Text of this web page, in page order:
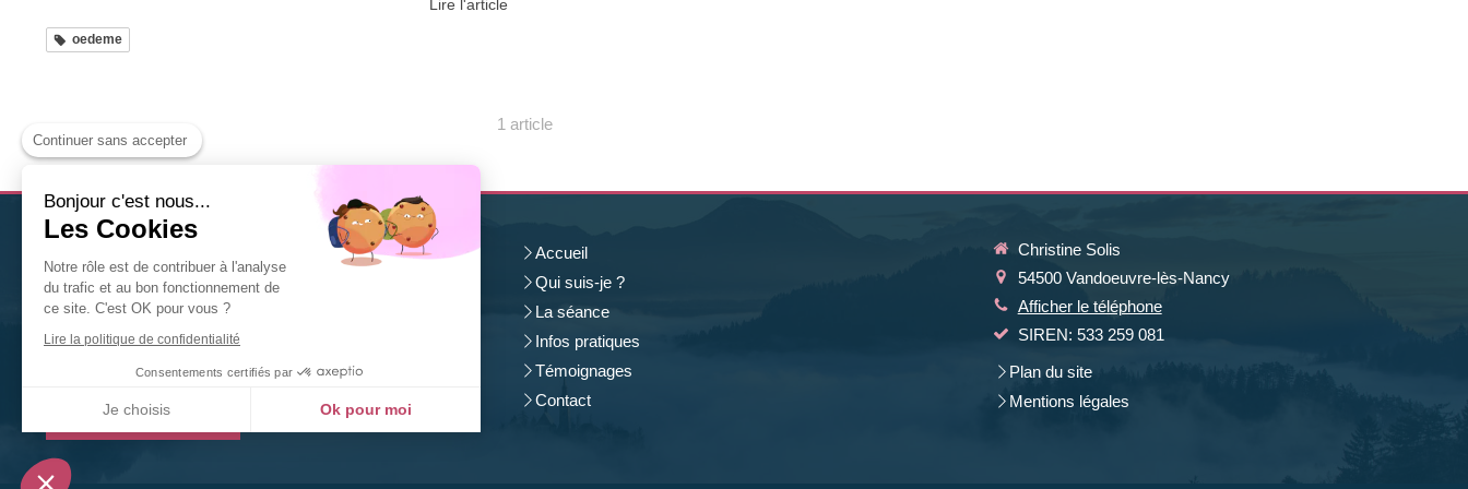
Lire l'article
oedeme
1 article
thérapeute Diplômée en Naturopathie
à Nancy . Nutrition, fleurs de Bach, gemmothérapie,
phytothérapie... n'hésitez pas à la contacter pour tout
renseignement ou toute prise de rendez-vous.
Prendre rendez-vous
Accueil
Qui suis-je ?
La séance
Infos pratiques
Témoignages
Contact
Christine Solis
54500 Vandoeuvre-lès-Nancy
Afficher le téléphone
SIREN: 533 259 081
Plan du site
Mentions légales
Continuer sans accepter
Bonjour c'est nous...
Les Cookies
Notre rôle est de contribuer à l'analyse
du trafic et au bon fonctionnement de
ce site. C'est OK pour vous ?
Lire la politique de confidentialité
Consentements certifiés par
Je choisis Ok pour moi
Axeptio consent
Plateforme de Gestion du Consentement : Personnalisez vos Options
Notre plateforme vous permet d'adapter et de gérer vos paramètres de confidentialité, en garantissant la conformité avec les réglementations. Personnalisez vos préférences pour contrôler la manière dont vos informations sont manipulées.